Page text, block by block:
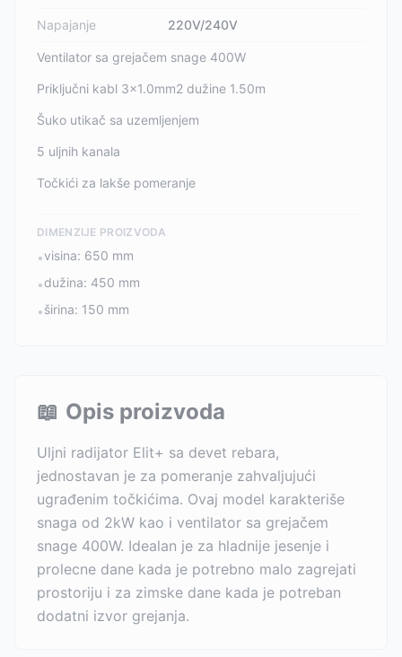
Napajanje 220V/240V
Ventilator sa grejačem snage 400W
Priključni kabl 3x1.0mm2 dužine 1.50m
Šuko utikač sa uzemljenjem
5 uljnih kanala
Točkići za lakše pomeranje
DIMENZIJE PROIZVODA
•visina: 650 mm
•dužina: 450 mm
•širina: 150 mm
📖 Opis proizvoda
Uljni radijator Elit+ sa devet rebara,
jednostavan je za pomeranje zahvaljujući
ugrađenim točkićima. Ovaj model karakteriše
snaga od 2kW kao i ventilator sa grejačem
snage 400W. Idealan je za hladnije jesenje i
prolecne dane kada je potrebno malo zagrejati
prostoriju i za zimske dane kada je potreban
dodatni izvor grejanja.